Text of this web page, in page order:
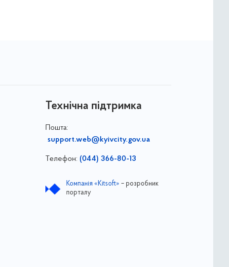
Технічна підтримка
Пошта:
support.web@kyivcity.gov.ua
Телефон: (044) 366-80-13
Компанія «Kitsoft» – розробник
порталу